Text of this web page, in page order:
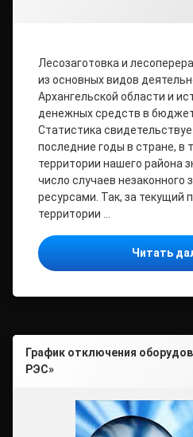
Лесозаготовка и
из основных видов
Архангельской области и
денежных средств в
Статистика
последние годы в стране, в
территории нашего района
число случаев незаконного
ресурсами. Так, за текущий
территории …
Читать
График отключения
РЭС»